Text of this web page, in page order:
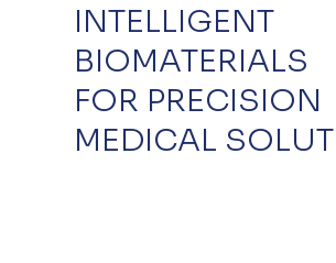
INTELLIGENT
BIOMATERIALS
FOR PRECISION
MEDICAL